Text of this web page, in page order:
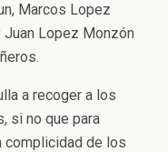
Marcos Lopez
Lopez Monzón
a recoger a los
si no que para
complicidad de los